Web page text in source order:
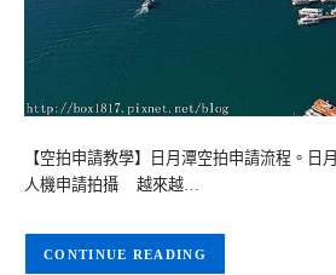
【空拍申請教學】日月潭空拍申請流程。日
人機申請拍攝 越來越…
CONTINUE READING